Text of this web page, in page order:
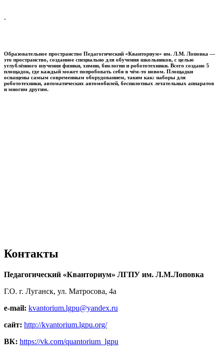
.
Образовательное пространство Педагогический «Кванториум» им. Л.М. Лоповка —
это пространство, созданное специально для обучения школьников, с целью
углублённого изучения физики, химии, биологии и робототехники. Всего создано 5
площадок, где каждый может попробовать себя в чём-то новом. Площадки
оснащены самым современным оборудованием, таким как: наборы для
робототехники, автоматических автомобилей, беспилотных летательных аппаратов
и многим другим.
Контакты
Педагогический «Кванториум» ЛГПУ им. Л.М.Лоповка
Г.О. г. Луганск, ул. Матросова, 4а
e-mail: kvantorium.lgpu@yandex.ru
сайт: http://kvantorium.lgpu.org/
ВК: https://vk.com/quantorium_lgpu